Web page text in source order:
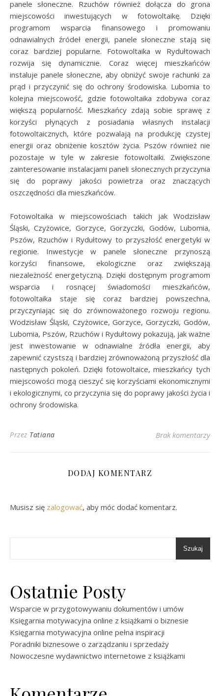
panele słoneczne. Rzuchów również dołącza do grona
miejscowości inwestujących w fotowoltaikę. Dzięki
programom wsparcia finansowego i promowaniu
odnawialnych źródeł energii, panele słoneczne stają się
coraz bardziej popularne. Fotowoltaika w Rydułtowach
rozwija się dynamicznie. Coraz więcej mieszkańców
instaluje panele słoneczne, aby obniżyć swoje rachunki za
prąd i przyczynić się do ochrony środowiska. Lubomia to
kolejna miejscowość, gdzie fotowoltaika zdobywa coraz
większą popularność. Mieszkańcy zdają sobie sprawę z
korzyści płynących z posiadania własnych instalacji
fotowoltaicznych, które pozwalają na produkcję czystej
energii oraz obniżenie kosztów życia. Pszów również nie
pozostaje w tyle w zakresie fotowoltaiki. Zwiększone
zainteresowanie instalacjami paneli słonecznych przyczynia
się do poprawy jakości powietrza oraz znaczących
oszczędności dla mieszkańców.
Fotowoltaika w miejscowościach takich jak Wodzisław
Śląski, Czyżowice, Gorzyce, Gorzyczki, Godów, Lubomia,
Pszów, Rzuchów i Rydułtowy to przyszłość energetyki w
regionie. Inwestycje w panele słoneczne przynoszą
korzyści finansowe, ekologiczne oraz zwiększają
niezależność energetyczną. Dzięki dostępnym programom
wsparcia i rosnącej świadomości mieszkańców,
fotowoltaika staje się coraz bardziej powszechna,
przyczyniając się do zrównoważonego rozwoju regionu.
Wodzisław Śląski, Czyżowice, Gorzyce, Gorzyczki, Godów,
Lubomia, Pszów, Rzuchów i Rydułtowy pokazują, jak ważne
jest inwestowanie w odnawialne źródła energii, aby
zapewnić czystszą i bardziej zrównoważoną przyszłość dla
następnych pokoleń. Dzięki fotowoltaice, mieszkańcy tych
miejscowości mogą cieszyć się korzyściami ekonomicznymi
i ekologicznymi, co przyczynia się do poprawy jakości życia i
ochrony środowiska.
Przez Tatiana Brak komentarzy
DODAJ KOMENTARZ
Musisz się zalogować, aby móc dodać komentarz.
Szukaj
Ostatnie Posty
Wsparcie w przygotowywaniu dokumentów i umów
Księgarnia motywacyjna online z książkami o biznesie
Księgarnia motywacyjna online pełna inspiracji
Poradniki biznesowe o zarządzaniu i sprzedaży
Nowoczesne wydawnictwo internetowe z książkami